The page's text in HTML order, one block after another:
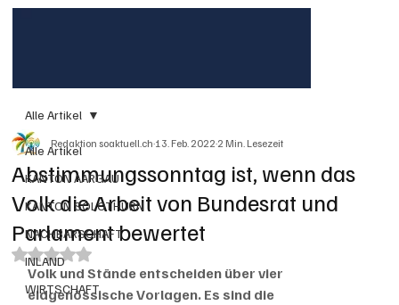
Alle Artikel
KANTON AARGAU
KANTON SOLOTHURN
NACHBARSCHAFT
INLAND
WIRTSCHAFT
Alle Artikel
Abstimmungssonntag ist, wenn das
Volk die Arbeit von Bundesrat und
Parlament bewertet
Redaktion soaktuell.ch13. Feb. 20222 Min. Lesezeit
Mit NaN von 5 Sternen bewertet.
Volk und Stände entscheiden über vier
eidgenössische Vorlagen. Es sind die